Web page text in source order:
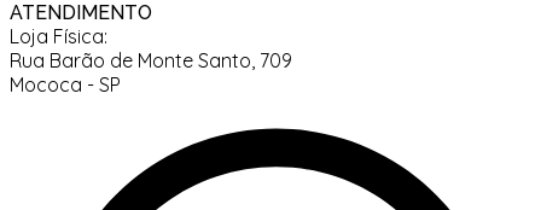
ATENDIMENTO
Loja Física:
Rua Barão de Monte Santo, 709
Mococa - SP